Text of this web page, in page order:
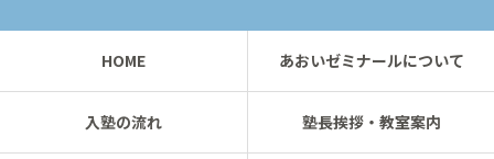
HOME あおいゼミナールについて
入塾の流れ 塾長挨拶・教室案内